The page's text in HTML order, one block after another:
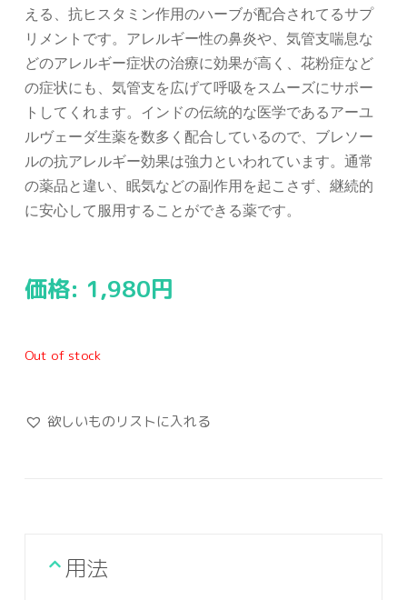
える、抗ヒスタミン作用のハーブが配合されてるサプ
リメントです。アレルギー性の鼻炎や、気管支喘息な
どのアレルギー症状の治療に効果が高く、花粉症など
の症状にも、気管支を広げて呼吸をスムーズにサポー
トしてくれます。インドの伝統的な医学であるアーユ
ルヴェーダ生薬を数多く配合しているので、ブレソー
ルの抗アレルギー効果は強力といわれています。通常
の薬品と違い、眠気などの副作用を起こさず、継続的
に安心して服用することができる薬です。
価格: 1,980円
Out of stock
欲しいものリストに入れる
用法